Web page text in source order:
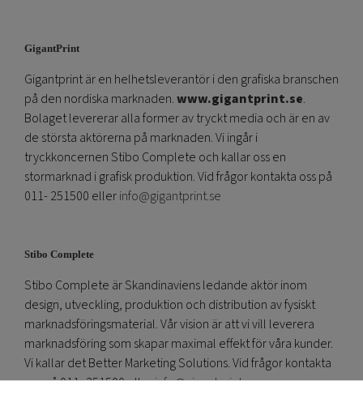
GigantPrint
Gigantprint är en helhetsleverantör i den grafiska branschen
på den nordiska marknaden.www.gigantprint.se.
Bolaget levererar alla former av tryckt media och är en av
de största aktörerna på marknaden. Vi ingår i
tryckkoncernen Stibo Complete och kallar oss en
stormarknad i grafisk produktion. Vid frågor kontakta oss på
011- 251500 ellerinfo@gigantprint.se
Stibo Complete
Stibo Complete är Skandinaviens ledande aktör inom
design, utveckling, produktion och distribution av fysiskt
marknadsföringsmaterial. Vår vision är att vi vill leverera
marknadsföring som skapar maximal effekt för våra kunder.
Vi kallar det Better Marketing Solutions. Vid frågor kontakta
oss på 011- 251500 ellerinfo@gigantprint.se